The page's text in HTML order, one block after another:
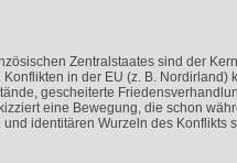
Zentralstaates sind der
in der EU (z. B. Nordirland)
gescheiterte
eine Bewegung, die schon
identitären Wurzeln des Konflikts